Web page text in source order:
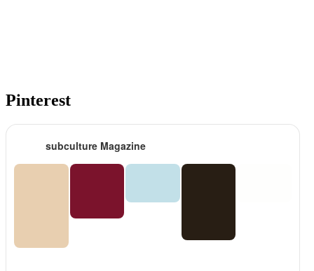
Pinterest
subculture Magazine